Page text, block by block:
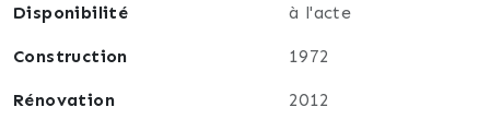
Disponibilité à l'acte
Construction 1972
Rénovation 2012